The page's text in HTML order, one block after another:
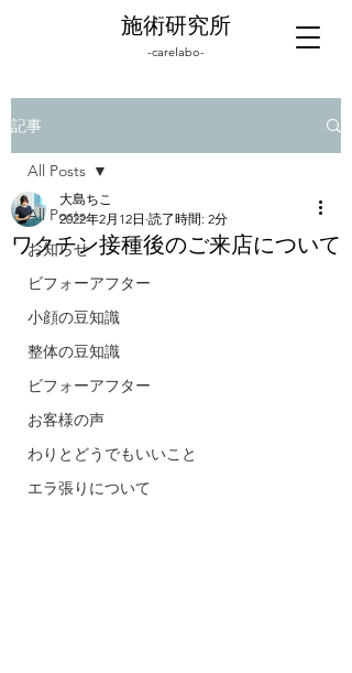
施術研究所
-carelabo-
記事
All Posts
お知らせ
ビフォーアフター
小顔の豆知識
整体の豆知識
ビフォーアフター
お客様の声
わりとどうでもいいこと
エラ張りについて
All Posts
ワクチン接種後のご来店について
大島ちこ
2022年2月12日 読了時間: 2分